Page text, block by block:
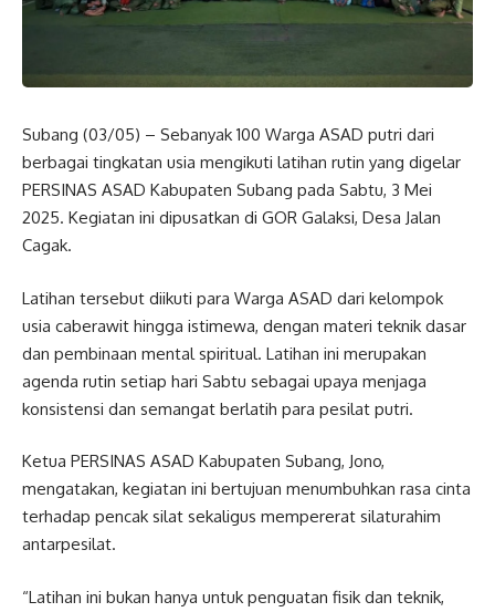
Subang (03/05) – Sebanyak 100 Warga ASAD putri dari
berbagai tingkatan usia mengikuti latihan rutin yang digelar
PERSINAS ASAD Kabupaten Subang pada Sabtu, 3 Mei
2025. Kegiatan ini dipusatkan di GOR Galaksi, Desa Jalan
Cagak.
Latihan tersebut diikuti para Warga ASAD dari kelompok
usia caberawit hingga istimewa, dengan materi teknik dasar
dan pembinaan mental spiritual. Latihan ini merupakan
agenda rutin setiap hari Sabtu sebagai upaya menjaga
konsistensi dan semangat berlatih para pesilat putri.
Ketua PERSINAS ASAD Kabupaten Subang, Jono,
mengatakan, kegiatan ini bertujuan menumbuhkan rasa cinta
terhadap pencak silat sekaligus mempererat silaturahim
antarpesilat.
“Latihan ini bukan hanya untuk penguatan fisik dan teknik,